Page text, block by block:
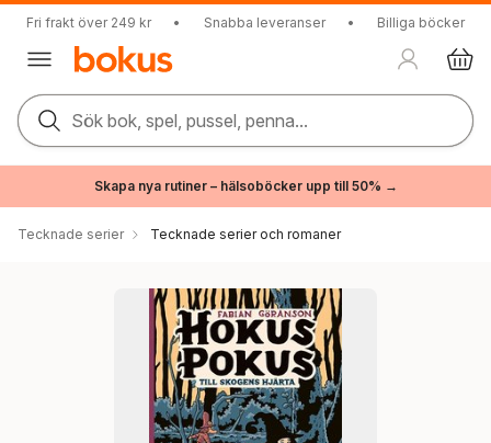
Fri frakt över 249 kr • Snabba leveranser • Billiga böcker
Sök bok, spel, pussel, penna...
Skapa nya rutiner – hälsoböcker upp till 50% →
Tecknade serier Tecknade serier och romaner